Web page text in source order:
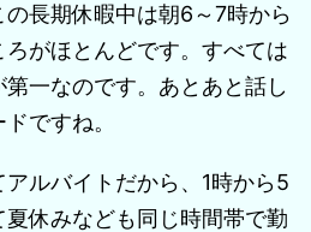
長期休暇中は朝6～7時から
がほとんどです。すべては
一なのです。あとあと話し
ですね。
ルバイトだから、1時から5
休みなども同じ時間帯で勤